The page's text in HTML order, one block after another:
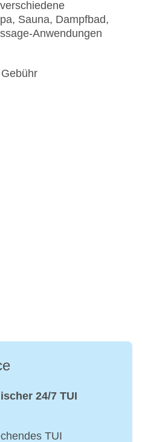
Sauna, Dampfbad,
Anwendungen
24/7 TUI
TUI